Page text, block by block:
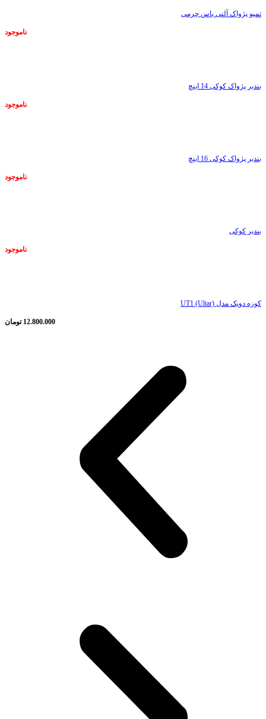
تمپو پژواک آلنی باس چرمی
ناموجود
بندیر پژواک کوکی 14 اینچ
ناموجود
بندیر پژواک کوکی 16 اینچ
ناموجود
بندیر کوکی
ناموجود
کوزه دویک مدل UT1 (Ultar)
12.800.000 تومان